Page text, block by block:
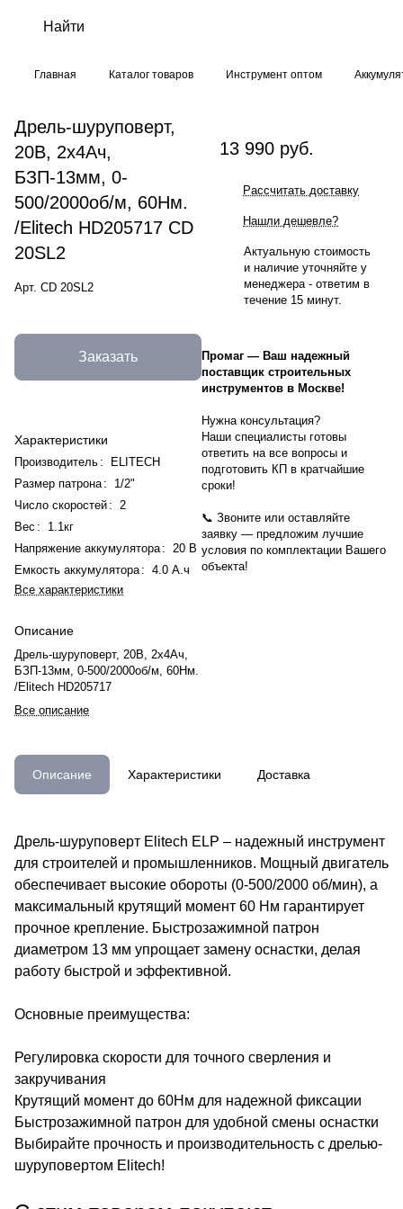
Главная Каталог товаров Инструмент оптом
Дрель-шуруповерт,
20В, 2х4Ач,
БЗП-13мм, 0-
500/2000об/м, 60Нм.
/Elitech HD205717 CD
20SL2
Арт. CD 20SL2
Заказать
Характеристики
Производитель :
ELITECH
Размер патрона :
1/2"
Число скоростей :
2
Вес :
1.1кг
Напряжение аккумулятора :
20 В
Емкость аккумулятора : 4.0 А.ч
Все характеристики
Описание
Дрель-шуруповерт, 20В, 2х4Ач,
БЗП-13мм, 0-500/2000об/м, 60Нм.
/Elitech HD205717
Все описание
13 990 руб.
Рассчитать доставку
Нашли дешевле?
Актуальную стоимость
и наличие уточняйте у
менеджера - ответим в
течение 15 минут.
Промаг — Ваш надежный
поставщик строительных
инструментов в Москве!
Нужна консультация?
Наши специалисты готовы
ответить на все вопросы и
подготовить КП в кратчайшие
сроки!
📞 Звоните или оставляйте
заявку — предложим лучшие
условия по комплектации Вашего
объекта!
Описание Характеристики Доставка
Дрель-шуруповерт Elitech ELP – надежный инструмент
для строителей и промышленников. Мощный двигатель
обеспечивает высокие обороты (0-500/2000 об/мин), а
максимальный крутящий момент 60 Нм гарантирует
прочное крепление. Быстрозажимной патрон
диаметром 13 мм упрощает замену оснастки, делая
работу быстрой и эффективной.
Основные преимущества:
Регулировка скорости для точного сверления и
закручивания
Крутящий момент до 60Нм для надежной фиксации
Быстрозажимной патрон для удобной смены оснастки
Выбирайте прочность и производительность с дрелью-
шуруповертом Elitech!